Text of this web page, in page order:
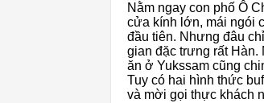
Nằm ngay con phố Ô
cửa kính lớn, mái ngói
đầu tiên. Nhưng đâu
gian đặc trưng rất Hàn.
ăn ở Yukssam cũng
Tuy có hai hình thức
và mời gọi thực khách